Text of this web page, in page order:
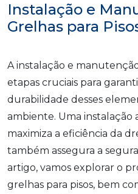
Instalação e
Grelhas para
A instalação e
etapas cruciais para
durabilidade desses
ambiente. Uma instalação
maximiza a eficiência da
também assegura a
artigo, vamos explorar o
grelhas para pisos, bem